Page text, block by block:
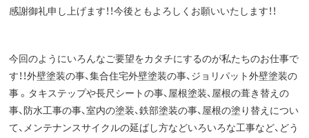
感謝御礼申し上げます！！今後ともよろしくお願いいたします！！
今回のようにいろんなご要望をカタチにするのが私たちのお仕事で
す！！外壁塗装の事、集合住宅外壁塗装の事、ジョリパット外壁塗装の
事 。タキステップや長尺シートの事、屋根塗装、屋根の葺き替えの
事、防水工事の事、室内の塗装、鉄部塗装の事、屋根の塗り替えについ
て、メンテナンスサイクルの延ばし方などいろいろな工事など、どう